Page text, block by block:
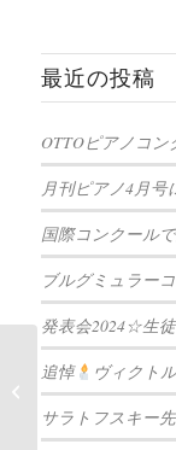
最近の投稿
OTTOピアノコ
月刊ピアノ4月号
国際コンクール
ブルグミュラー
発表会2024☆生
追悼
ヴィクト
サラトフスキー
ワクチン1回目接
した